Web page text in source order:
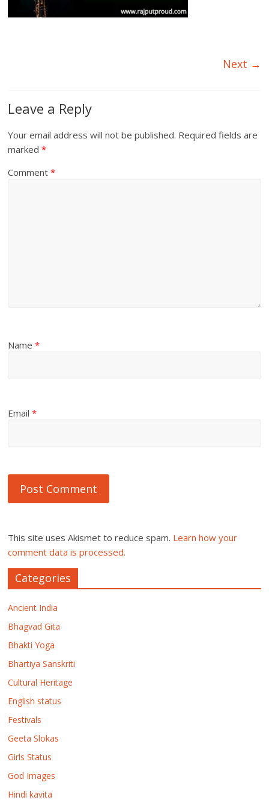
Next →
Leave a Reply
Your email address will not be published. Required fields are
marked*
Comment*
Name*
Email*
This site uses Akismet to reduce spam. Learn how your
comment data is processed.
Categories
Ancient India
Bhagvad Gita
Bhakti Yoga
Bhartiya Sanskriti
Cultural Heritage
English status
Festivals
Geeta Slokas
Girls Status
God Images
Hindi kavita